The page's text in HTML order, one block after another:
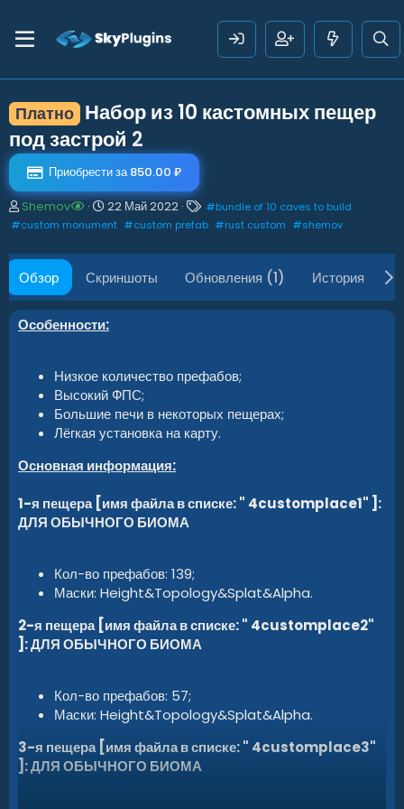
Платно Набор из 10 кастомных пещер
под застрой 2
Приобрести за 850.00 ₽
А
в
о
р
Shemov
Д
а
а
о
з
д
а
я
22 Май 2022
Т
е
и
#bundle of 10 caves to build
#custom monument #custom prefab #rust custom #shemov
Обзор Скриншоты Обновления (1) История
Особенности:
Низкое количество префабов;
Высокий ФПС;
Большие печи в некоторых пещерах;
Лёгкая установка на карту.
Основная информация:
1-я пещера [имя файла в списке: " 4customplace1" ]:
ДЛЯ ОБЫЧНОГО БИОМА
Кол-во префабов: 139;
Маски: Height&Topology&Splat&Alpha.
2-я пещера [имя файла в списке: " 4customplace2"
]:ДЛЯ ОБЫЧНОГО БИОМА
Кол-во префабов: 57;
Маски: Height&Topology&Splat&Alpha.
3-я пещера[имя файла в списке: " 4customplace3"
]:ДЛЯ ОБЫЧНОГО БИОМА